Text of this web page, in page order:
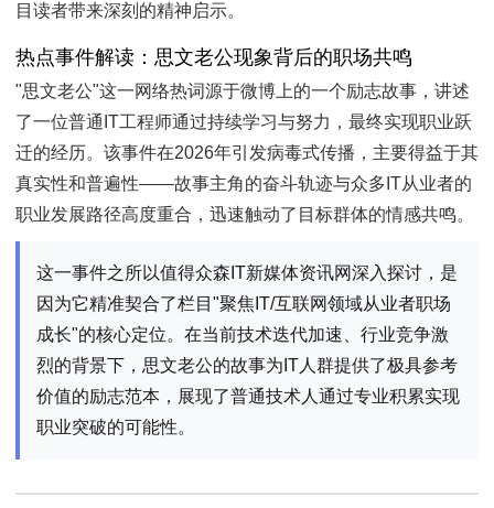
目读者带来深刻的精神启示。
热点事件解读：思文老公现象背后的职场共鸣
"思文老公"这一网络热词源于微博上的一个励志故事，讲述
了一位普通IT工程师通过持续学习与努力，最终实现职业跃
迁的经历。该事件在2026年引发病毒式传播，主要得益于其
真实性和普遍性——故事主角的奋斗轨迹与众多IT从业者的
职业发展路径高度重合，迅速触动了目标群体的情感共鸣。
这一事件之所以值得众森IT新媒体资讯网深入探讨，是
因为它精准契合了栏目"聚焦IT/互联网领域从业者职场
成长"的核心定位。在当前技术迭代加速、行业竞争激
烈的背景下，思文老公的故事为IT人群提供了极具参考
价值的励志范本，展现了普通技术人通过专业积累实现
职业突破的可能性。